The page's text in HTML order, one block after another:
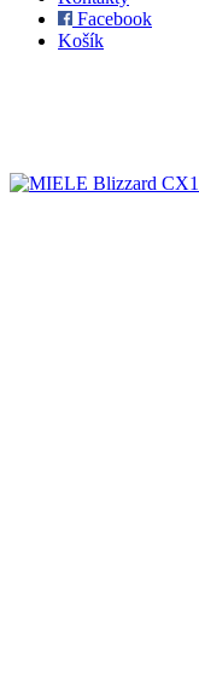
Facebook
Košík